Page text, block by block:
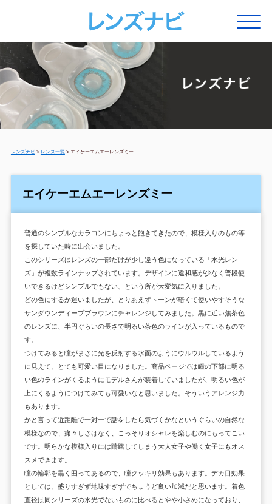
レンズナビ> レンズ一覧> エイケーエムエーレンズミー
エイケーエムエーレンズミー
普通のシンプルなカラコンにちょっと飽きてきたので、模様入りのもの等
を探していた時に出会いました。
このシリーズはレンズの一部だけが少し違う色になっている「水光レン
ズ」が複数ラインナップされています。デザインに違和感が少なく普段使
いできるけどシンプルでもない、という所が大変気に入りました。
どの色にするか迷いましたが、とりあえずトーンが暗くて使いやすそうな
サンダウンディープブラウンにチャレンジしてみました。黒に近い焦茶色
のレンズに、半円ぐらいの長さで明るい茶色のラインが入っているもので
す。
つけてみると瞳がまさに光を反射する水面のようにウルウルしているよう
に見えて、とても可愛い目になりました。商品ページでは瞳の下部に明る
い色のラインがくるようにモデルさんが装着していましたが、明るい色が
上にくるようにつけてみても可愛いなと思いました。そういうアレンジ力
もあります。
かと言って近距離で一対一で話をしたら気づくかなというぐらいの自然な
模様なので、痛々しさはなく、こっそりオシャレを楽しむのにもってこい
です。明らかな模様入りには躊躇してしまう大人女子や働く女子にもオス
スメできます。
瞳の輪郭を黒く囲ってあるので、瞳クッキリ効果もあります。デカ目効果
としては、盛りすぎず地味すぎずでちょうど良い加減だと思います。着色
直径は同シリーズの水光でないものに比べるとやや小さめになっており、